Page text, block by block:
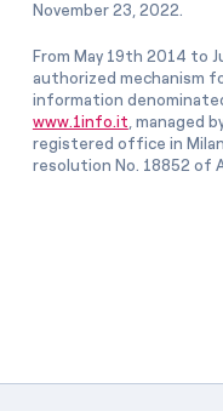
November 23, 2022.
From May 19th 2014 to
authorized mechanism
information
www.1info.it, managed
registered office in
resolution No. 18852 of